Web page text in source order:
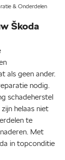
& Onderdelen
Škoda
als geen ander.
nodig.
schadeherstel
helaas niet
te
Met
in topconditie